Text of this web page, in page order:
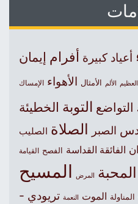
كبيرة أفرام إيمان
الألم الأمثال الأهواء الإمساك
التوبة الخطيئة
الصبر الصلاة الصليب
الفائقة القداسة الفصح القيامة
المرض المسيح
الموت النعمة تريودي -